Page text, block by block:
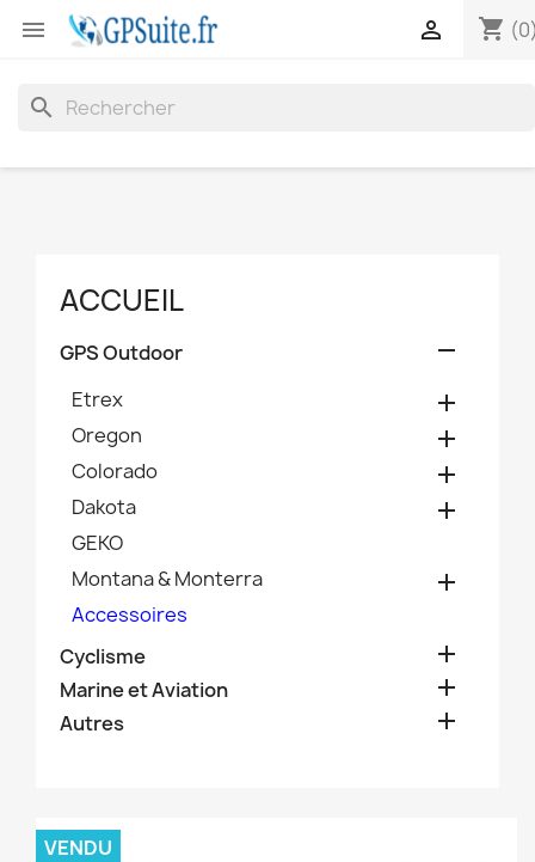
 shopping_cart

search
ACCUEIL
GPS Outdoor 
Etrex 
Oregon 
Colorado 
Dakota 
GEKO
Montana & Monterra

Accessoires
Cyclisme

Marine et Aviation 
Autres 
VENDU